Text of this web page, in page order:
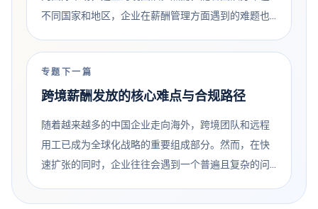
不同国家和地区，企业在薪酬管理方面遇到的难题也
动法规，这些挑战让传统的支付方式逐渐力不从心。
如何一站式支付全球薪酬，正在成为企业关注的焦
点，也是实现高效管理与合规发展的关键课题。 全球
专题下一篇
跨境薪酬发放的核心难点与合规路径
随着越来越多的中国企业走向海外，跨境团队和远程
用工已成为全球化战略的重要组成部分。然而，在快
速扩张的同时，企业往往会遇到一个普遍且复杂的问
提供及时、合规、透明的薪酬支付，不仅关系到员工